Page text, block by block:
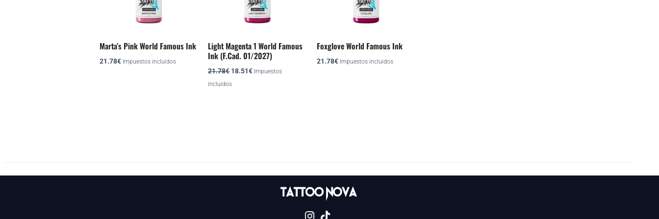
Marta’s Pink World Famous Ink
21.78€ Impuestos incluidos
Light Magenta 1 World Famous
Ink (F.Cad. 01/2027)
21.78€ 18.51€ Impuestos
incluidos
Foxglove World Famous Ink
21.78€ Impuestos incluidos